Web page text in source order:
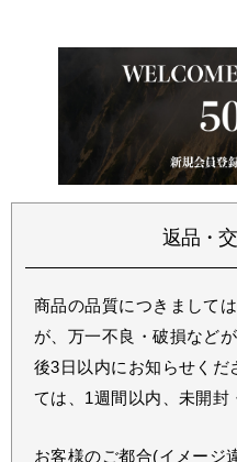
返品・
商品の品質につきまして
が、万一不良・破損など
後3日以内にお知らせくだ
ては、1週間以内、未開封
お客様のご都合(イメージ